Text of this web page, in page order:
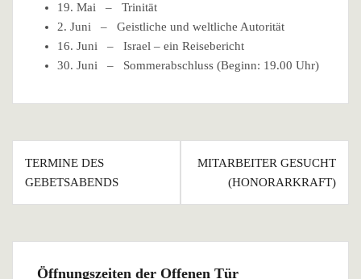
19. Mai – Trinität
2. Juni – Geistliche und weltliche Autorität
16. Juni – Israel – ein Reisebericht
30. Juni – Sommerabschluss (Beginn: 19.00 Uhr)
Beitragsnavigation
TERMINE DES
GEBETSABENDS
MITARBEITER GESUCHT
(HONORARKRAFT)
Öffnungszeiten der Offenen Tür